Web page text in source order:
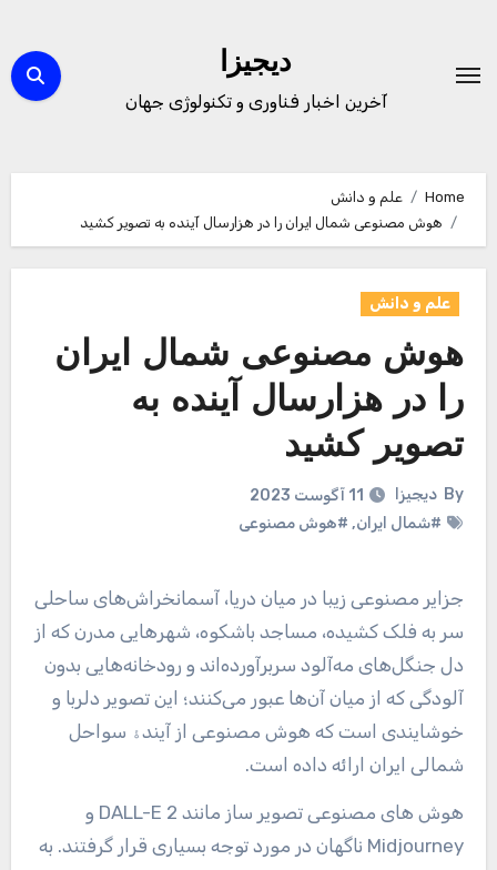
content
دیجیزا
آخرین اخبار فناوری و تکنولوژی جهان
Home
علم و دانش
هوش مصنوعی شمال ایران را در هزارسال آینده به تصویر کشید
علم و دانش
هوش مصنوعی شمال ایران
را در هزارسال آینده به
تصویر کشید
By دیجیزا
11 آگوست 2023
#شمال ایران, #هوش مصنوعی
جزایر مصنوعی زیبا در میان دریا، آسمانخراش‌های ساحلی
سر به فلک کشیده، مساجد باشکوه، شهرهایی مدرن که از
دل جنگل‌های مه‌آلود سربرآورده‌اند و رودخانه‌هایی بدون
آلودگی که از میان آن‌ها عبور می‌کنند؛ این تصویر دلربا و
خوشایندی است که هوش مصنوعی از آیندۀ سواحل
شمالی ایران ارائه داده است.
هوش های مصنوعی تصویر ساز مانند DALL-E 2 و
Midjourney ناگهان در مورد توجه بسیاری قرار گرفتند. به